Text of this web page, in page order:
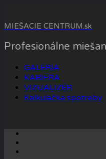
content
MIEŠACIE CENTRUM.sk
Profesionálne
GALÉRIA
KARIÉRA
VIZUALIZÉR
Kalkulačka spotreby